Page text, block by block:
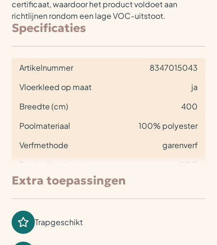
certificaat, waardoor het product voldoet aan
richtlijnen rondom een lage VOC-uitstoot.
Specificaties
Artikelnummer
8347015043
Vloerkleed op maat
ja
Breedte (cm)
400
Poolmateriaal
100% polyester
Verfmethode
garenverf
Totale dikte (mm)
20,0
Extra toepassingen
Trapgeschikt